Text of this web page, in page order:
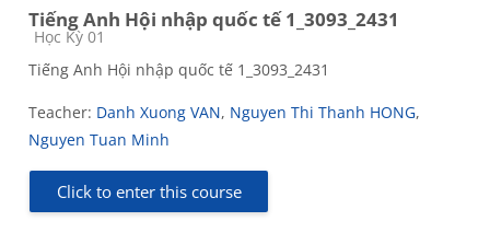
Tiếng Anh Hội nhập quốc tế 1_3093_2431
Course category
Học Kỳ 01
Tiếng Anh Hội nhập quốc tế 1_3093_2431
Teacher: Danh Xuong VAN, Nguyen Thi Thanh HONG,
Nguyen Tuan Minh
Click to enter this course